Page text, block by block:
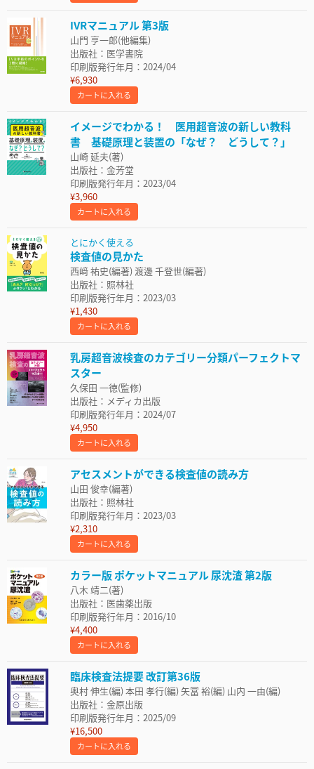
IVRマニュアル 第3版
山門 亨一郎(他編集)
出版社：医学書院
印刷版発行年月：2024/04
¥6,930
カートに入れる
イメージでわかる！ 医用超音波の新しい教科
書 基礎原理と装置の「なぜ？ どうして？」
山崎 延夫(著)
出版社：金芳堂
印刷版発行年月：2023/04
¥3,960
カートに入れる
とにかく使える
検査値の見かた
西﨑 祐史(編著) 渡邊 千登世(編著)
出版社：照林社
印刷版発行年月：2023/03
¥1,430
カートに入れる
乳房超音波検査のカテゴリー分類パーフェクトマ
スター
久保田 一徳(監修)
出版社：メディカ出版
印刷版発行年月：2024/07
¥4,950
カートに入れる
アセスメントができる検査値の読み方
山田 俊幸(編著)
出版社：照林社
印刷版発行年月：2023/03
¥2,310
カートに入れる
カラー版 ポケットマニュアル 尿沈渣 第2版
八木 靖二(著)
出版社：医歯薬出版
印刷版発行年月：2016/10
¥4,400
カートに入れる
臨床検査法提要 改訂第36版
奥村 伸生(編) 本田 孝行(編) 矢冨 裕(編) 山内 一由(編)
出版社：金原出版
印刷版発行年月：2025/09
¥16,500
カートに入れる